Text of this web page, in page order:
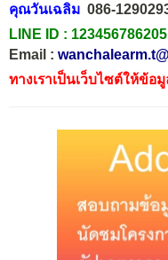
คุณวันเฉลิม 086-
LINE ID : 123456786205
Email :
ทางเราเป็นเว็บไซต์ให้ข้อ